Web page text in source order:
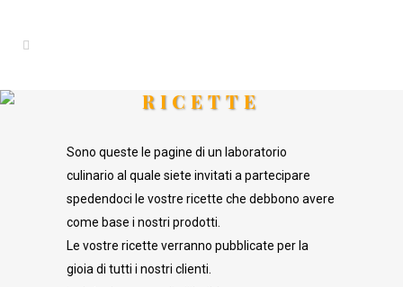
RICETTE
Sono queste le pagine di un laboratorio
culinario al quale siete invitati a partecipare
spedendoci le vostre ricette che debbono avere
come base i nostri prodotti.
Le vostre ricette verranno pubblicate per la
gioia di tutti i nostri clienti.